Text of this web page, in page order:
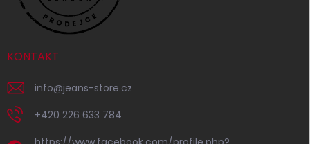
KONTAKT
info@jeans-store.cz
+420 226 633 784